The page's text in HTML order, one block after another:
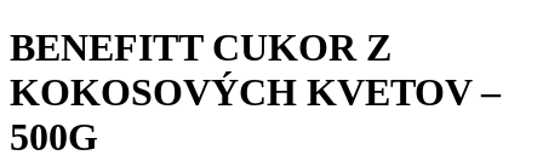
BENEFITT CUKOR Z
KOKOSOVÝCH KVETOV –
500G